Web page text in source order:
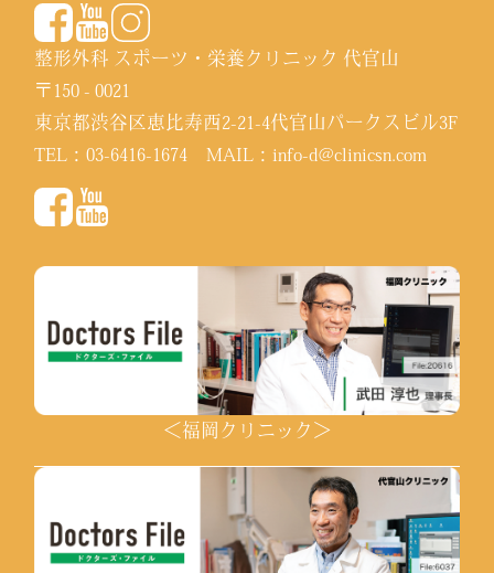
整形外科 スポーツ・栄養クリニック 代官山
〒150 - 0021
東京都渋谷区恵比寿西2-21-4代官山パークスビル3F
TEL：03-6416-1674 MAIL：info-d@clinicsn.com
＜福岡クリニック＞